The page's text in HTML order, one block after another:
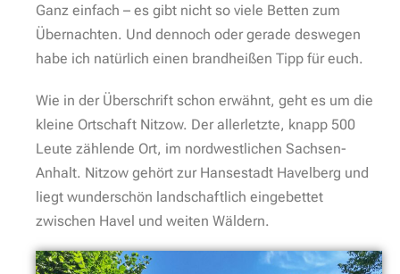
Ganz einfach – es gibt nicht so viele Betten zum
Übernachten. Und dennoch oder gerade deswegen
habe ich natürlich einen brandheißen Tipp für euch.
Wie in der Überschrift schon erwähnt, geht es um die
kleine Ortschaft Nitzow. Der allerletzte, knapp 500
Leute zählende Ort, im nordwestlichen Sachsen-
Anhalt. Nitzow gehört zur Hansestadt Havelberg und
liegt wunderschön landschaftlich eingebettet
zwischen Havel und weiten Wäldern.